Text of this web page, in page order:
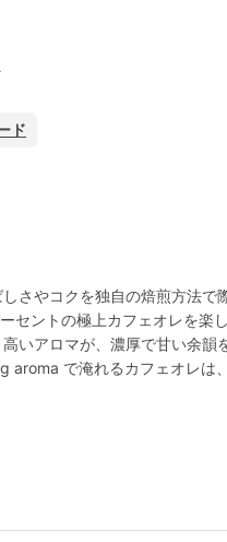
ド
さやコクを独自の焙煎方法で
セントの極上カフェオレを楽
いアロマが、濃厚で甘い余韻
aroma で淹れるカフェオレは